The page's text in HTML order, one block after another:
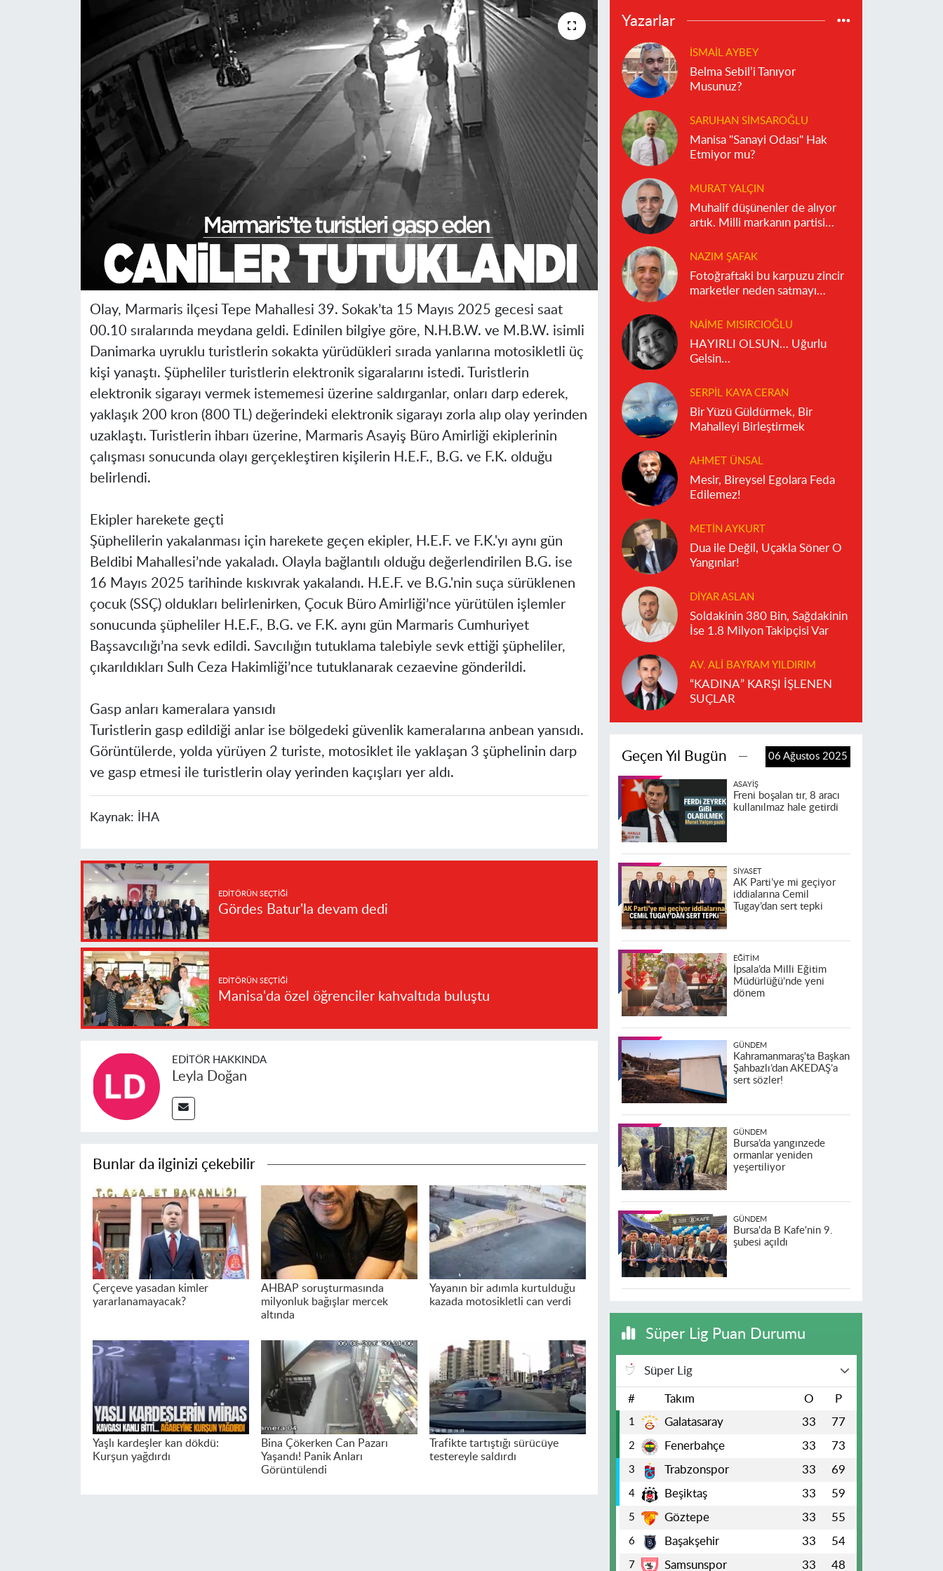
Olay, Marmaris ilçesi Tepe Mahallesi 39. Sokak’ta 15 Mayıs 2025 gecesi saat
00.10 sıralarında meydana geldi. Edinilen bilgiye göre, N.H.B.W. ve M.B.W. isimli
Danimarka uyruklu turistlerin sokakta yürüdükleri sırada yanlarına motosikletli üç
kişi yanaştı. Şüpheliler turistlerin elektronik sigaralarını istedi. Turistlerin
elektronik sigarayı vermek istememesi üzerine saldırganlar, onları darp ederek,
yaklaşık 200 kron (800 TL) değerindeki elektronik sigarayı zorla alıp olay yerinden
uzaklaştı. Turistlerin ihbarı üzerine, Marmaris Asayiş Büro Amirliği ekiplerinin
çalışması sonucunda olayı gerçekleştiren kişilerin H.E.F., B.G. ve F.K. olduğu
belirlendi.
Ekipler harekete geçti
Şüphelilerin yakalanması için harekete geçen ekipler, H.E.F. ve F.K.'yı aynı gün
Beldibi Mahallesi’nde yakaladı. Olayla bağlantılı olduğu değerlendirilen B.G. ise
16 Mayıs 2025 tarihinde kıskıvrak yakalandı. H.E.F. ve B.G.'nin suça sürüklenen
çocuk (SSÇ) oldukları belirlenirken, Çocuk Büro Amirliği’nce yürütülen işlemler
sonucunda şüpheliler H.E.F., B.G. ve F.K. aynı gün Marmaris Cumhuriyet
Başsavcılığı’na sevk edildi. Savcılığın tutuklama talebiyle sevk ettiği şüpheliler,
çıkarıldıkları Sulh Ceza Hakimliği’nce tutuklanarak cezaevine gönderildi.
Gasp anları kameralara yansıdı
Turistlerin gasp edildiği anlar ise bölgedeki güvenlik kameralarına anbean yansıdı.
Görüntülerde, yolda yürüyen 2 turiste, motosiklet ile yaklaşan 3 şüphelinin darp
ve gasp etmesi ile turistlerin olay yerinden kaçışları yer aldı.
Kaynak: İHA
EDITÖRÜN SEÇTIĞI
Gördes Batur'la devam dedi
EDITÖRÜN SEÇTIĞI
Manisa'da özel öğrenciler kahvaltıda buluştu
EDITÖR HAKKINDA
Leyla Doğan
Bunlar da ilginizi çekebilir
Çerçeve yasadan kimler
yararlanamayacak?
AHBAP soruşturmasında
milyonluk bağışlar mercek
altında
Yayanın bir adımla kurtulduğu
kazada motosikletli can verdi
Yaşlı kardeşler kan dökdü:
Kurşun yağdırdı
Bina Çökerken Can Pazarı
Yaşandı! Panik Anları
Görüntülendi
Trafikte tartıştığı sürücüye
testereyle saldırdı
Yazarlar
İSMAIL AYBEY
Belma Sebil’i Tanıyor
Musunuz?
SARUHAN SIMSAROĞLU
Manisa "Sanayi Odası" Hak
Etmiyor mu?
MURAT YALÇIN
Muhalif düşünenler de alıyor
artık. Milli markanın partisi
NAZIM ŞAFAK
Fotoğraftaki bu karpuzu zincir
marketler neden satmayı
NAIME MISIRCIOĞLU
HAYIRLI OLSUN… Uğurlu
Gelsin…
SERPIL KAYA CERAN
Bir Yüzü Güldürmek, Bir
Mahalleyi Birleştirmek
AHMET ÜNSAL
Mesir, Bireysel Egolara Feda
Edilemez!
METIN AYKURT
Dua ile Değil, Uçakla Söner O
Yangınlar!
DIYAR ASLAN
Soldakinin 380 Bin, Sağdakinin
İse 1.8 Milyon Takipçisi Var
AV. ALI BAYRAM YILDIRIM
“KADINA” KARŞI İŞLENEN
SUÇLAR
Geçen Yıl Bugün 06 Ağustos 2025
ASAYIŞ
Freni boşalan tır, 8 aracı
kullanılmaz hale getirdi
SIYASET
AK Parti’ye mi geçiyor
iddialarına Cemil
Tugay’dan sert tepki
EĞITIM
İpsala’da Milli Eğitim
Müdürlüğü’nde yeni
dönem
GÜNDEM
Kahramanmaraş'ta Başkan
Şahbazlı’dan AKEDAŞ’a
sert sözler!
GÜNDEM
Bursa’da yangınzede
ormanlar yeniden
yeşertiliyor
GÜNDEM
Bursa'da B Kafe'nin 9.
şubesi açıldı
Süper Lig Puan Durumu
Süper Lig
# Takım O P
1 Galatasaray 33 77
2 Fenerbahçe 33 73
3 Trabzonspor 33 69
4 Beşiktaş 33 59
5 Göztepe 33 55
6 Başakşehir 33 54
7 Samsunspor 33 48